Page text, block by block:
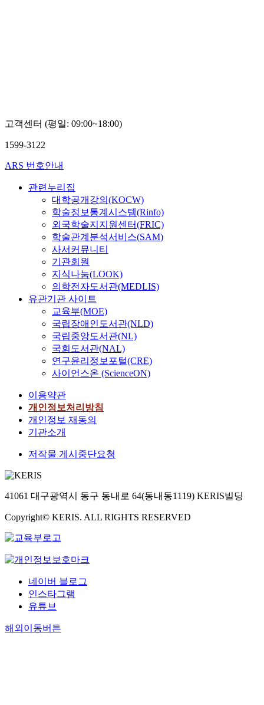
고객센터 (평일: 09:00~18:00)
1599-3122
ARS 번호안내
관련누리집
대학공개강의(KOCW)
학술정보통계시스템(Rinfo)
외국학술지지원센터(FRIC)
학술관계분석서비스(SAM)
사서커뮤니티
기관회원
지식나눔(LOOK)
의학전자도서관(MEDLIS)
유관기관 사이트
교육부(MOE)
국립장애인도서관(NLD)
국립중앙도서관(NL)
국회도서관(NAL)
연구윤리정보포털(CRE)
사이언스온 (ScienceON)
이용약관
개인정보처리방침
개인정보 재동의
기관소개
저작물 게시중단요청
41061 대구광역시 동구 동내로 64(동내동1119) KERIS빌딩
Copyright© KERIS. ALL RIGHTS RESERVED
네이버 블로그
인스타그램
유튜브
해외이동버튼